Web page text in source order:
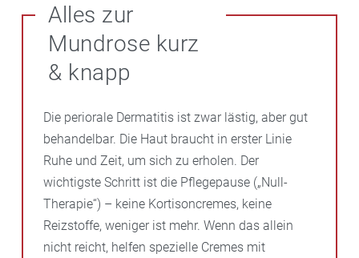
Alles zur
Mundrose kurz
& knapp
Die periorale Dermatitis ist zwar lästig, aber gut
behandelbar. Die Haut braucht in erster Linie
Ruhe und Zeit, um sich zu erholen. Der
wichtigste Schritt ist die Pflegepause („Null-
Therapie“) – keine Kortisoncremes, keine
Reizstoffe, weniger ist mehr. Wenn das allein
nicht reicht, helfen spezielle Cremes mit